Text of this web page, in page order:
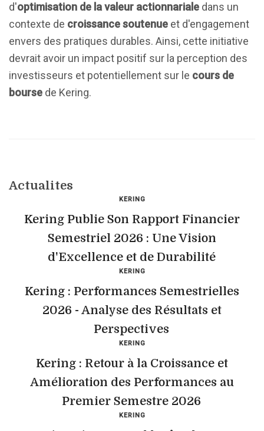
d'optimisation de la valeur actionnariale dans un
contexte de croissance soutenue et d'engagement
envers des pratiques durables. Ainsi, cette initiative
devrait avoir un impact positif sur la perception des
investisseurs et potentiellement sur le cours de
bourse de Kering.
Actualites
KERING
Kering Publie Son Rapport Financier
Semestriel 2026 : Une Vision
d'Excellence et de Durabilité
KERING
Kering : Performances Semestrielles
2026 - Analyse des Résultats et
Perspectives
KERING
Kering : Retour à la Croissance et
Amélioration des Performances au
Premier Semestre 2026
KERING